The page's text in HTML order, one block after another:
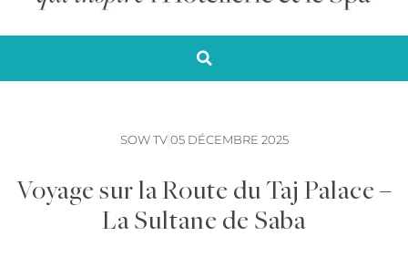
SOW TV 05 DÉCEMBRE 2025
Voyage sur la Route du Taj Palace –
La Sultane de Saba